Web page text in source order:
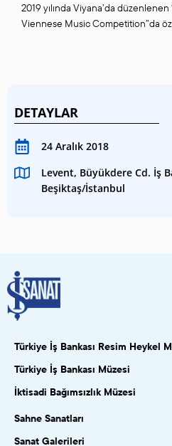
2019 yılında Viyana’da
Viennese Music Competition”da
DETAYLAR
24 Aralık 2018
Levent, Büyükdere Cd. İş
Beşiktaş/İstanbul
Türkiye İş Bankası Resim Heykel
Türkiye İş Bankası Müzesi
İktisadi Bağımsızlık Müzesi
Sahne Sanatları
Sanat Galerileri